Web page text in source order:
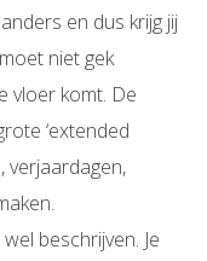
en dus krijg jij
niet gek
vloer komt. De
‘extended
verjaardagen,
beschrijven. Je